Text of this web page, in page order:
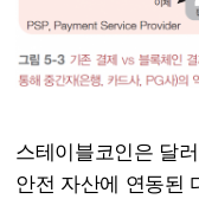
스테이블코인은 달
안전 자산에 연동된